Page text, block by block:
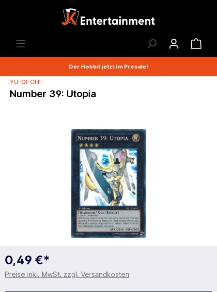
Der Hobbit jetzt im Presale!
YU-GI-OH!
Number 39: Utopia
0,49 €*
Preise inkl. MwSt. zzgl. Versandkosten